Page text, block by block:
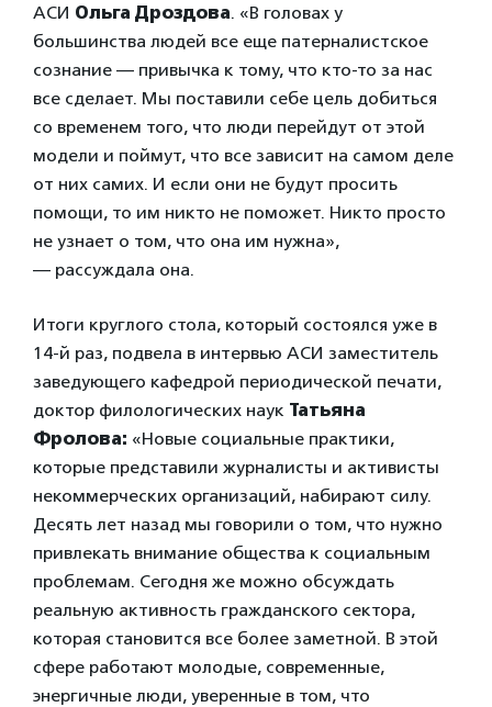
АСИ Ольга Дроздова. «В головах у
большинства людей все еще патерналистское
сознание — привычка к тому, что кто-то за нас
все сделает. Мы поставили себе цель добиться
со временем того, что люди перейдут от этой
модели и поймут, что все зависит на самом деле
от них самих. И если они не будут просить
помощи, то им никто не поможет. Никто просто
не узнает о том, что она им нужна»,
— рассуждала она.
Итоги круглого стола, который состоялся уже в
14-й раз, подвела в интервью АСИ заместитель
заведующего кафедрой периодической печати,
доктор филологических наук Татьяна
Фролова: «Новые социальные практики,
которые представили журналисты и активисты
некоммерческих организаций, набирают силу.
Десять лет назад мы говорили о том, что нужно
привлекать внимание общества к социальным
проблемам. Сегодня же можно обсуждать
реальную активность гражданского сектора,
которая становится все более заметной. В этой
сфере работают молодые, современные,
энергичные люди, уверенные в том, что